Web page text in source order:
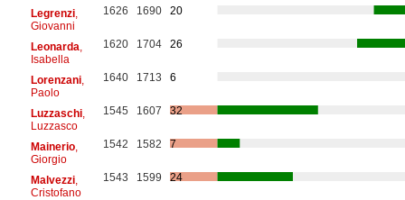
Legrenzi,
Giovanni
1626 1690 20
Leonarda
Isabella
1620 1704 26
Lorenzani,
Paolo
1640 1713 6
Luzzaschi,
Luzzasco
1545 1607 32
Mainerio,
Giorgio
1542 1582 7
Malvezzi,
Cristofano
1543 1599 24